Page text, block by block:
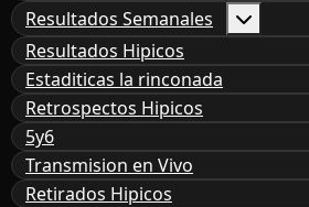
Resultados Semanales
Resultados Hipicos
Estaditicas la rinconada
Retrospectos Hipicos
5y6
Transmision en Vivo
Retirados Hipicos